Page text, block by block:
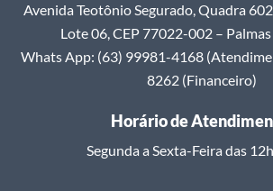
Avenida Teotônio Segurado, Quadra
Lote 06, CEP 77022-002 –
Whats App: (63) 99981-4168
8262 (Financeiro)
Horário de
Segunda a Sexta-Feira das